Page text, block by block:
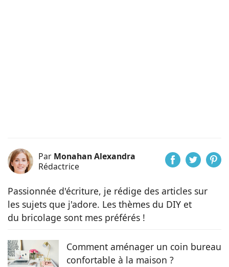
Par Monahan Alexandra
Rédactrice
Passionnée d'écriture, je rédige des articles sur
les sujets que j'adore. Les thèmes du DIY et
du bricolage sont mes préférés !
Comment aménager un coin bureau
confortable à la maison ?